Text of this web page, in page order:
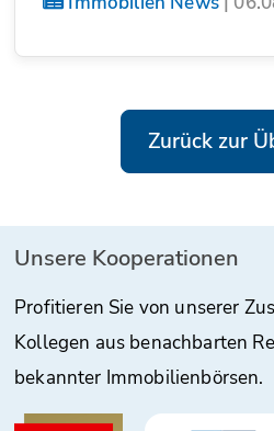
Zurück zur
Unsere Kooperationen
Profitieren Sie von unserer
Kollegen aus benachbarten
bekannter Immobilienbörsen.